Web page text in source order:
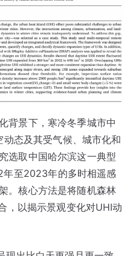
背景下，寒冷冬季城市中
动态及其受气候、城市化和
选取中国哈尔滨这一典型
至2023年的多时相遥感
。核心方法是将随机森林
，以揭示景观变化对UHI动